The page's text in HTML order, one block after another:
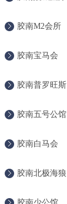
胶南M2会所
胶南宝马会
胶南普罗旺斯
胶南五号公馆
胶南白马会
胶南北极海狼